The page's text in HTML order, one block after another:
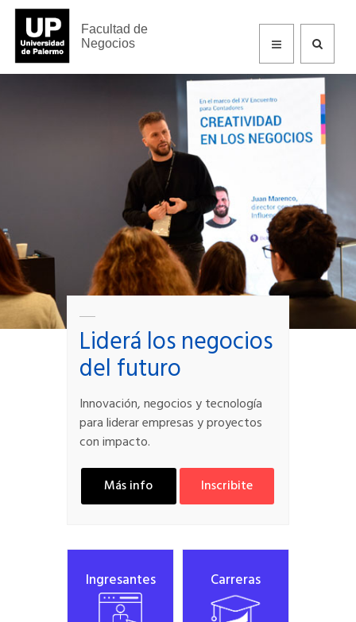
Facultad de
Negocios
Facultad de Negocios
Liderá los negocios
del futuro
Innovación, negocios y tecnología
para liderar empresas y proyectos
con impacto.
Más info Inscribite
Ingresantes Carreras